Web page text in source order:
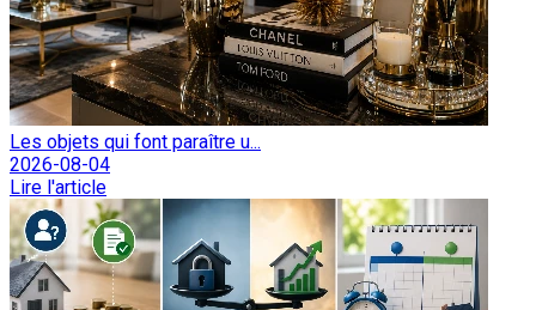
Les objets qui font paraître u...
2026-08-04
Lire l'article